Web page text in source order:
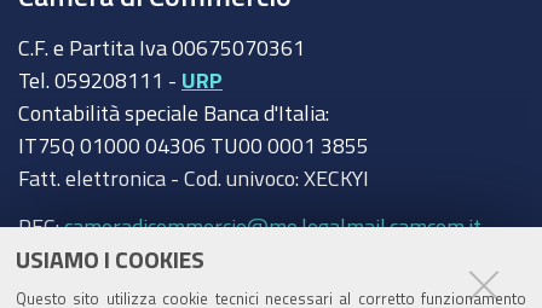
USIAMO I COOKIES
Questo sito utilizza cookie tecnici necessari al corretto funzionamento
C.F. e Partita Iva 00675070361
Tel. 059208111 - URP
Contabilità speciale Banca d'Italia:
IT75Q 01000 04306 TU00 0001 3855
Fatt. elettronica - Cod. univoco: XECKYI
PEC:cameradicommercio@mo.legalmail.camcom.it
Trasparenza